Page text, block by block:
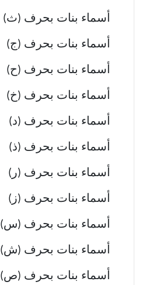
أسماء بنات بحرف (ث)
أسماء بنات بحرف (ج)
أسماء بنات بحرف (ح)
أسماء بنات بحرف (خ)
أسماء بنات بحرف (د)
أسماء بنات بحرف (ذ)
أسماء بنات بحرف (ر)
أسماء بنات بحرف (ز)
أسماء بنات بحرف (س)
أسماء بنات بحرف (ش)
أسماء بنات بحرف (ص)